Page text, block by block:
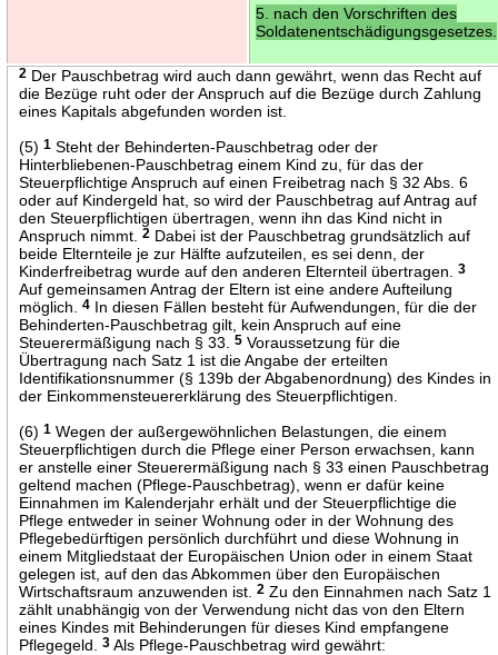
5. nach den Vorschriften des
Soldatenentschädigungsgesetzes.
2 Der Pauschbetrag wird auch dann gewährt, wenn das Recht auf
die Bezüge ruht oder der Anspruch auf die Bezüge durch Zahlung
eines Kapitals abgefunden worden ist.
(5)1 Steht der Behinderten-Pauschbetrag oder der
Hinterbliebenen-Pauschbetrag einem Kind zu, für das der
Steuerpflichtige Anspruch auf einen Freibetrag nach § 32 Abs. 6
oder auf Kindergeld hat, so wird der Pauschbetrag auf Antrag auf
den Steuerpflichtigen übertragen, wenn ihn das Kind nicht in
Anspruch nimmt.2 Dabei ist der Pauschbetrag grundsätzlich auf
beide Elternteile je zur Hälfte aufzuteilen, es sei denn, der
Kinderfreibetrag wurde auf den anderen Elternteil übertragen.3
Auf gemeinsamen Antrag der Eltern ist eine andere Aufteilung
möglich.4 In diesen Fällen besteht für Aufwendungen, für die der
Behinderten-Pauschbetrag gilt, kein Anspruch auf eine
Steuerermäßigung nach § 33.5 Voraussetzung für die
Übertragung nach Satz 1 ist die Angabe der erteilten
Identifikationsnummer (§ 139b der Abgabenordnung) des Kindes in
der Einkommensteuererklärung des Steuerpflichtigen.
(6)1 Wegen der außergewöhnlichen Belastungen, die einem
Steuerpflichtigen durch die Pflege einer Person erwachsen, kann
er anstelle einer Steuerermäßigung nach § 33 einen Pauschbetrag
geltend machen (Pflege-Pauschbetrag), wenn er dafür keine
Einnahmen im Kalenderjahr erhält und der Steuerpflichtige die
Pflege entweder in seiner Wohnung oder in der Wohnung des
Pflegebedürftigen persönlich durchführt und diese Wohnung in
einem Mitgliedstaat der Europäischen Union oder in einem Staat
gelegen ist, auf den das Abkommen über den Europäischen
Wirtschaftsraum anzuwenden ist.2 Zu den Einnahmen nach Satz 1
zählt unabhängig von der Verwendung nicht das von den Eltern
eines Kindes mit Behinderungen für dieses Kind empfangene
Pflegegeld.3 Als Pflege-Pauschbetrag wird gewährt: